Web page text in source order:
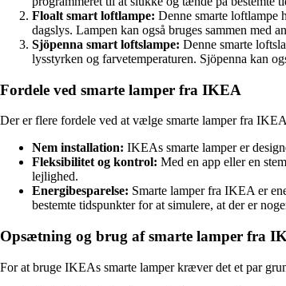
Floalt smart loftlampe: Denne smarte loftlampe
dagslys. Lampen kan også bruges sammen med
Sjöpenna smart loftslampe: Denne smarte
lysstyrken og farvetemperaturen. Sjöpenna kan
Fordele ved smarte lamper fra IKEA
Der er flere fordele ved at vælge smarte lamper fra
Nem installation: IKEAs smarte lamper er
Fleksibilitet og kontrol: Med en app eller en
lejlighed.
Energibesparelse: Smarte lamper fra IKEA er
bestemte tidspunkter for at simulere, at der er
Opsætning og brug af smarte lamper fra
For at bruge IKEAs smarte lamper kræver det et par